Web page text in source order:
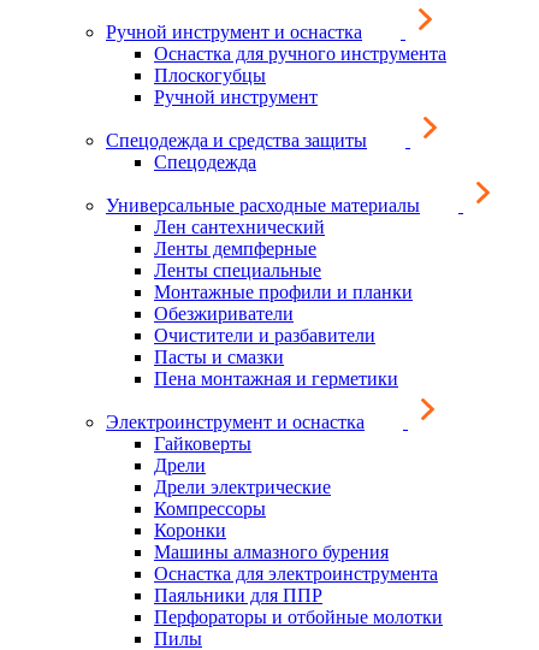
Ручной инструмент и оснастка
Оснастка для ручного инструмента
Плоскогубцы
Ручной инструмент
Спецодежда и средства защиты
Спецодежда
Универсальные расходные материалы
Лен сантехнический
Ленты демпферные
Ленты специальные
Монтажные профили и планки
Обезжириватели
Очистители и разбавители
Пасты и смазки
Пена монтажная и герметики
Электроинструмент и оснастка
Гайковерты
Дрели
Дрели электрические
Компрессоры
Коронки
Машины алмазного бурения
Оснастка для электроинструмента
Паяльники для ППР
Перфораторы и отбойные молотки
Пилы